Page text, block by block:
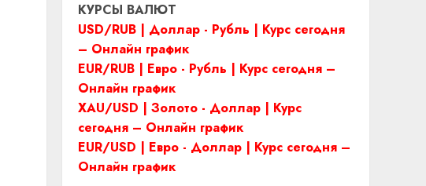
КУРСЫ ВАЛЮТ
USD/RUB | Доллар - Рубль | Курс сегодня
– Онлайн график
EUR/RUB | Евро - Рубль | Курс сегодня –
Онлайн график
XAU/USD | Золото - Доллар | Курс
сегодня – Онлайн график
EUR/USD | Евро - Доллар | Курс сегодня –
Онлайн график